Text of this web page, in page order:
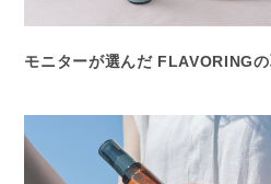
モニターが選んだ FLAVORING